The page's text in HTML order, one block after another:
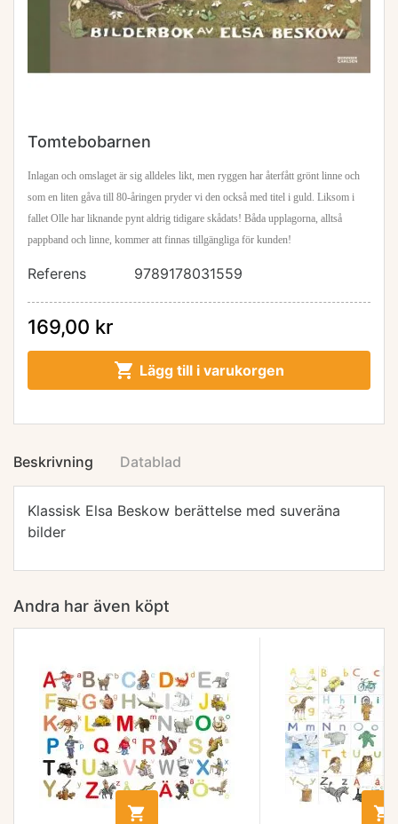
Tomtebobarnen
Inlagan och omslaget är sig alldeles likt, men ryggen har återfått grönt linne och
som en liten gåva till 80-åringen pryder vi den också med titel i guld. Liksom i
fallet Olle har liknande pynt aldrig tidigare skådats! Båda upplagorna, alltså
pappband och linne, kommer att finnas tillgängliga för kunden!
Referens 9789178031559
169,00 kr
 Lägg till i varukorgen
Beskrivning Datablad
Klassisk Elsa Beskow berättelse med suveräna
bilder
Andra har även köpt
 